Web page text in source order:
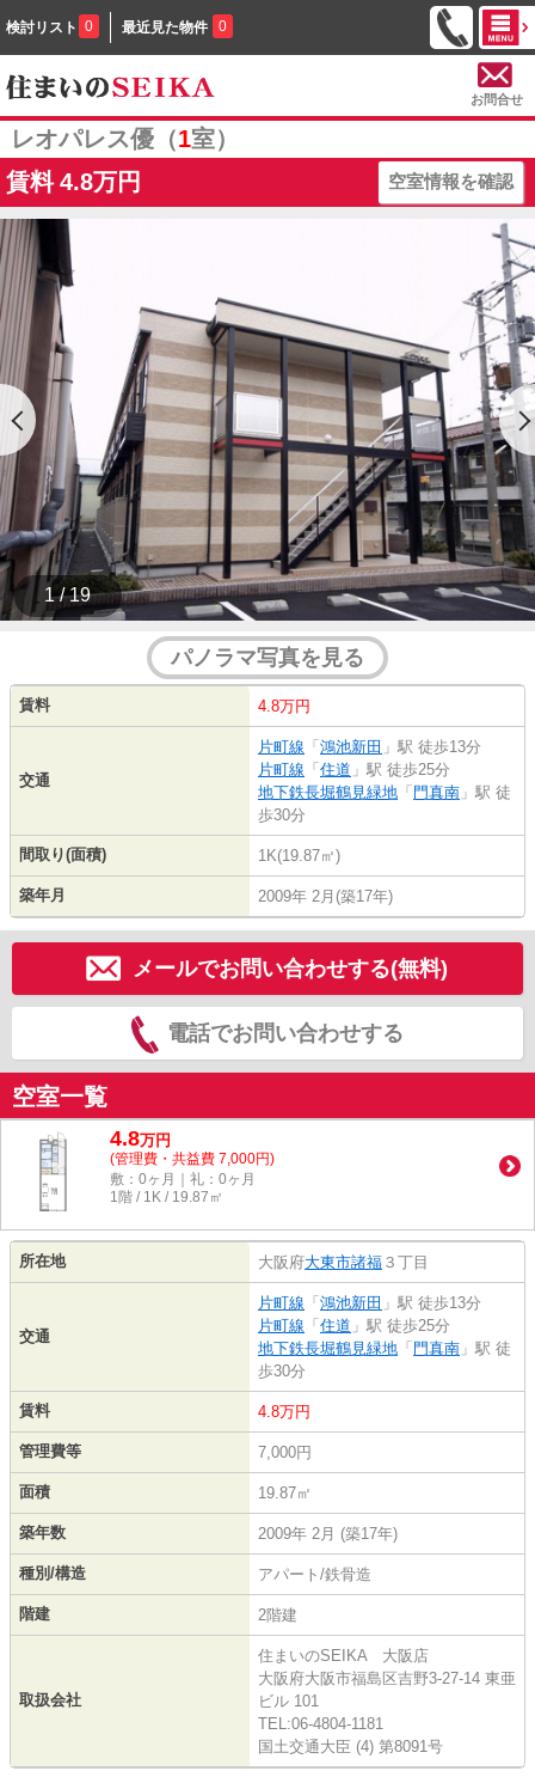
検討リスト 0 最近見た物件 0
お問合せ
レオパレス優（1室）
賃料 4.8万円 空室情報を確認
1 / 19
パノラマ写真を見る
賃料 4.8万円
交通
片町線 「 鴻池新田 」駅 徒歩13分
片町線 「 住道 」駅 徒歩25分
地下鉄長堀鶴見緑地 「 門真南 」駅 徒
歩30分
間取り(面積) 1K(19.87㎡)
築年月 2009年 2月(築17年)
メールでお問い合わせする(無料)
電話でお問い合わせする
空室一覧
4.8万円
(管理費・共益費 7,000円)
敷：0ヶ月｜礼：0ヶ月
1階 / 1K / 19.87㎡
所在地 大阪府大東市諸福 ３丁目
交通
片町線 「 鴻池新田 」駅 徒歩13分
片町線 「 住道 」駅 徒歩25分
地下鉄長堀鶴見緑地 「 門真南 」駅 徒
歩30分
賃料 4.8万円
管理費等 7,000円
面積 19.87㎡
築年数 2009年 2月 (築17年)
種別/構造 アパート/鉄骨造
階建 2階建
取扱会社
住まいのSEIKA 大阪店
大阪府大阪市福島区吉野3-27-14 東亜
ビル 101
TEL:06-4804-1181
国土交通大臣 (4) 第8091号